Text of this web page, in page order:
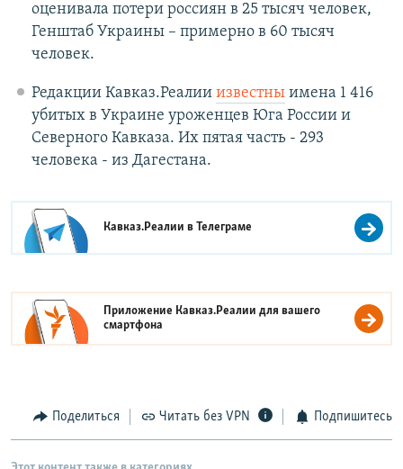
оценивала потери россиян в 25 тысяч человек,
Генштаб Украины – примерно в 60 тысяч
человек.
Редакции Кавказ.Реалии известныимена 1 416
убитых в Украине уроженцев Юга России и
Северного Кавказа. Их пятая часть - 293
человека - из Дагестана.
Кавказ.Реалии вТелеграме
Приложение Кавказ.Реалии для вашего
смартфона
Поделиться Читать без VPN Подпишитесь